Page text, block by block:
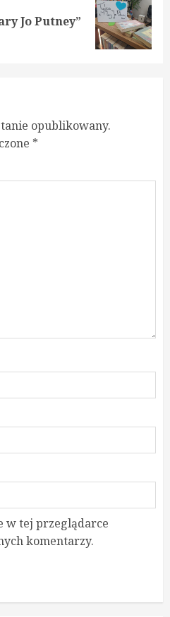
Jo Putney”
opublikowany.
*
w tej przeglądarce
komentarzy.